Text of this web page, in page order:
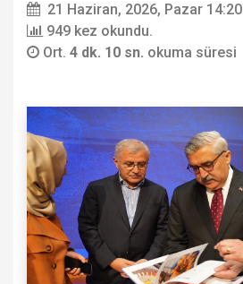
21 Haziran, 2026, Pazar 14:20
949 kez okundu.
Ort. 4 dk. 10 sn. okuma süresi